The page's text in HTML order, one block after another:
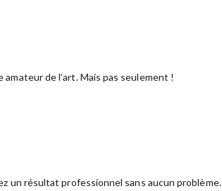
de l’art. Mais pas seulement !
un résultat professionnel sans aucun problème.